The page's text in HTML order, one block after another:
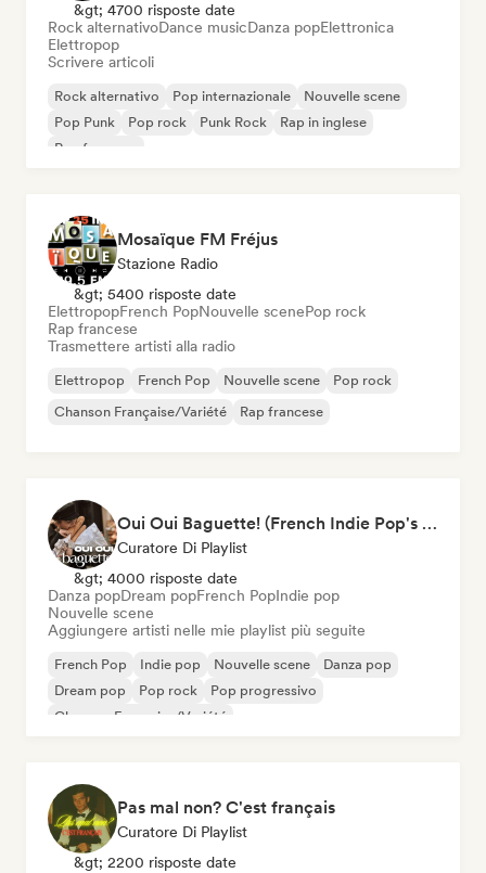
&gt; 4700 risposte date
Rock alternativoDance musicDanza popElettronica
Elettropop
Scrivere articoli
Rock alternativo Pop internazionale
Nouvelle scene
Pop Punk
Pop rock Punk Rock
Rap in inglese
Rap francese
Mosaïque FM Fréjus
Stazione Radio
&gt; 5400 risposte date
ElettropopFrench PopNouvelle scenePop rock
Rap francese
Trasmettere artisti alla radio
Elettropop French Pop Nouvelle scene
Pop rock
Chanson Française/Variété
Rap francese
Oui Oui Baguette! (French Indie Pop's Finest)
Curatore Di Playlist
&gt; 4000 risposte date
Danza popDream popFrench PopIndie pop
Nouvelle scene
Aggiungere artisti nelle mie playlist più seguite
French Pop Indie pop Nouvelle scene
Danza pop
Dream pop
Pop rock
Pop progressivo
Chanson Française/Variété
Pas mal non? C'est français
Curatore Di Playlist
&gt; 2200 risposte date